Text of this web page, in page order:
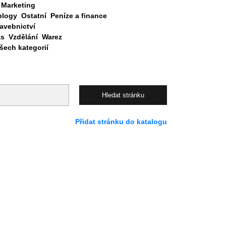
Marketing
Ostatní Peníze a finance
Vzdělání Warez
kategorií
Přidat stránku do katalogu